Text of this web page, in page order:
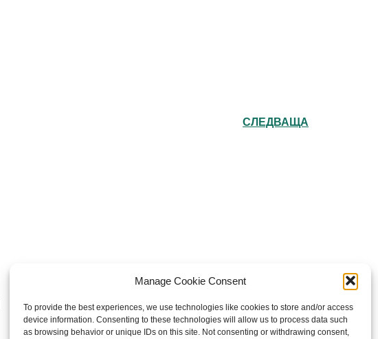
Manage Cookie Consent
To provide the best experiences, we use technologies like cookies to store and/or access
device information. Consenting to these technologies will allow us to process data such
as browsing behavior or unique IDs on this site. Not consenting or withdrawing consent,
СЛЕДВАЩА
The Bulgarian Orthodox Community of St John
Charity number: 1199201